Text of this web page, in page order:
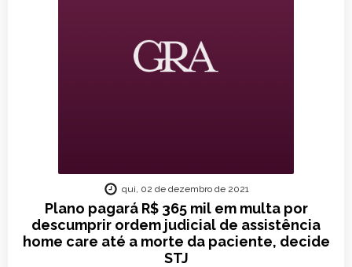
Plano pagará R$ 365 mil em multa por
descumprir ordem judicial de assistência
home care até a morte da paciente, decide
STJ
qui, 02 de dezembro de 2021